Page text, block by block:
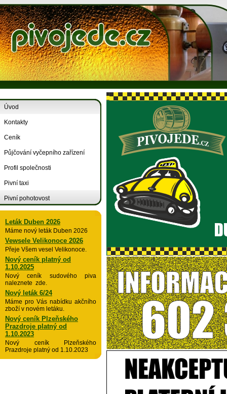
Úvod
Kontakty
Ceník
Půjčování vyčepního zařízení
Profil společnosti
Pivní taxi
Pivní pohotovost
Leták Duben 2026
Máme nový leták Duben 2026
Vewsele Velikonoce 2026
Přeje Všem vesel Velikonoce.
Nový ceník platný od
1.10.2025
Nový ceník sudového piva
naleznete zde.
Nový leták 6/24
Máme pro Vás nabídku akčního
zboží v novém letáku.
Nový ceník Plzeňského
Prazdroje platný od
1.10.2023
Nový ceník Plzeňského
Prazdroje platný od 1.10.2023